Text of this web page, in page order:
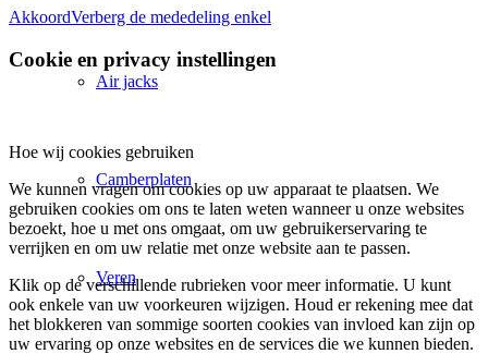
Air jacks
Camberplaten
Veren
AkkoordVerberg de mededeling enkel
Cookie en privacy instellingen
Hoe wij cookies gebruiken
We kunnen vragen om cookies op uw apparaat te plaatsen. We
gebruiken cookies om ons te laten weten wanneer u onze websites
bezoekt, hoe u met ons omgaat, om uw gebruikerservaring te
verrijken en om uw relatie met onze website aan te passen.
Klik op de verschillende rubrieken voor meer informatie. U kunt
ook enkele van uw voorkeuren wijzigen. Houd er rekening mee dat
het blokkeren van sommige soorten cookies van invloed kan zijn op
uw ervaring op onze websites en de services die we kunnen bieden.